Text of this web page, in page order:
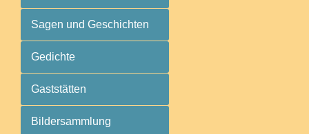
Sagen und Geschichten
Gedichte
Gaststätten
Bildersammlung